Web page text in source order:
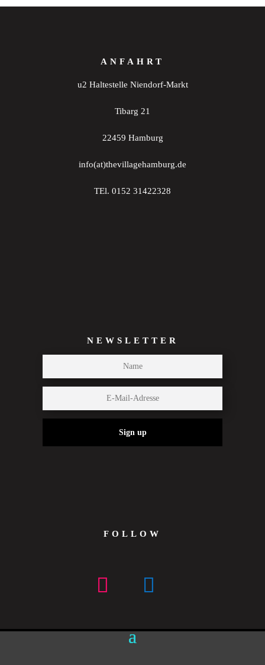
ANFAHRT
u2 Haltestelle Niendorf-Markt
Tibarg 21
22459 Hamburg
info(at)thevillagehamburg.de
TEl. 0152 31422328
NEWSLETTER
Sign up
FOLLOW